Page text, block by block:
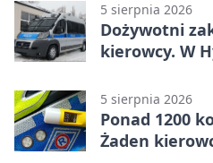
5 sierpnia 2026
Dożywotni
kierowcy. W
5 sierpnia 2026
Ponad 1200
Żaden